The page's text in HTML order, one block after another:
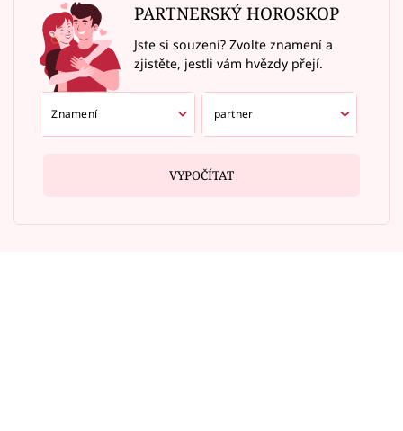
PARTNERSKÝ HOROSKOP
Jste si souzení? Zvolte znamení a
zjistěte, jestli vám hvězdy přejí.
VYPOČÍTAT